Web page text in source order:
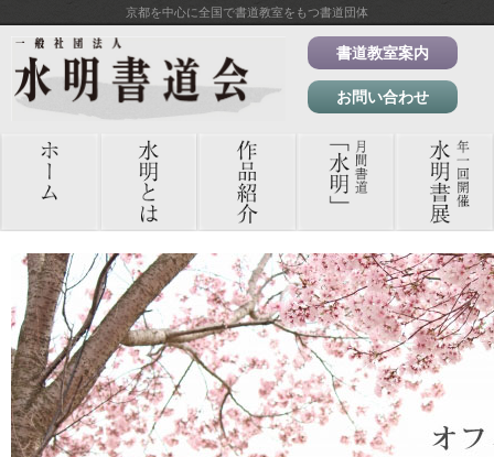
京都を中心に全国で書道教室をもつ書道団体
書道教室案内
お問い合わせ